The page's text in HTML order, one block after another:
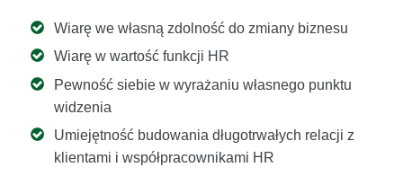
Wiarę we własną zdolność do zmiany biznesu
Wiarę w wartość funkcji HR
Pewność siebie w wyrażaniu własnego punktu
widzenia
Umiejętność budowania długotrwałych relacji z
klientami i współpracownikami HR